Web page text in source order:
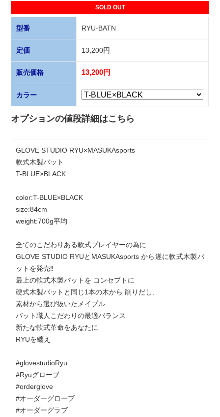
SOLD OUT
型番 RYU-BATN
定価 13,200円
販売価格 13,200円
カラー
オプションの値段詳細はこちら
GLOVE STUDIO RYU×MASUKAsports
軟式木製バット
T-BLUE×BLACK
color:T-BLUE×BLACK
size:84cm
weight:700g平均
全てのこだわりある軟式プレイヤーの為に
GLOVE STUDIO RYUとMASUKAsports から遂に軟式木製バ
ットを発売‼️
最上の軟式木製バットを コンセプトに
硬式木製バットと同じ1本の木から 削りだし、
素材から選び抜いたメイプル
バット職人こだわりの最適バランス
新たな軟式革命をあなたに
RYUを纏え
#glovestudioRyu
#Ryuグローブ
#orderglove
#オーダーグローブ
#オーダーグラブ